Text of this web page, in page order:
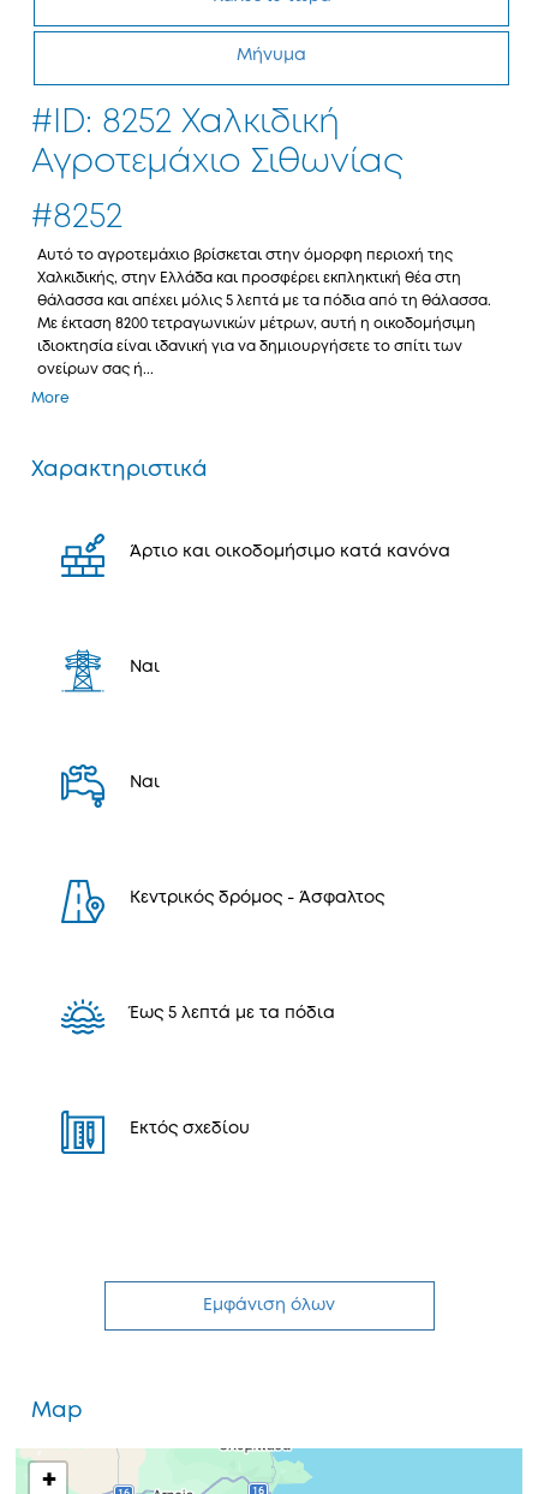
Μήνυμα
#ID: 8252 Χαλκιδική
Αγροτεμάχιο Σιθωνίας
#8252
Αυτό το αγροτεμάχιο βρίσκεται στην όμορφη περιοχή της
Χαλκιδικής, στην Ελλάδα και προσφέρει εκπληκτική θέα στη
θάλασσα και απέχει μόλις 5 λεπτά με τα πόδια από τη θάλασσα.
Με έκταση 8200 τετραγωνικών μέτρων, αυτή η οικοδομήσιμη
ιδιοκτησία είναι ιδανική για να δημιουργήσετε το σπίτι των
ονείρων σας ή...
More
Χαρακτηριστικά
Άρτιο και οικοδομήσιμο κατά κανόνα
Ναι
Ναι
Κεντρικός δρόμος - Άσφαλτος
Έως 5 λεπτά με τα πόδια
Εκτός σχεδίου
Εμφάνιση όλων
Map
+